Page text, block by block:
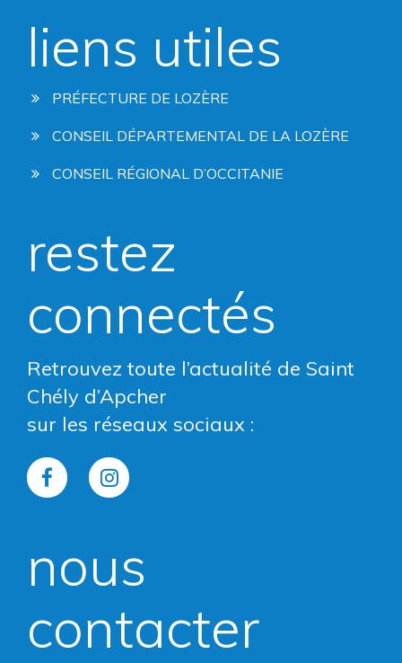
liens utiles
PRÉFECTURE DE LOZÈRE
CONSEIL DÉPARTEMENTAL DE LA LOZÈRE
CONSEIL RÉGIONAL D’OCCITANIE
restez
connectés
Retrouvez toute l’actualité de Saint
Chély d’Apcher
sur les réseaux sociaux :
Lien
le
Facebook
Lien
le
Instagram
nous
contacter